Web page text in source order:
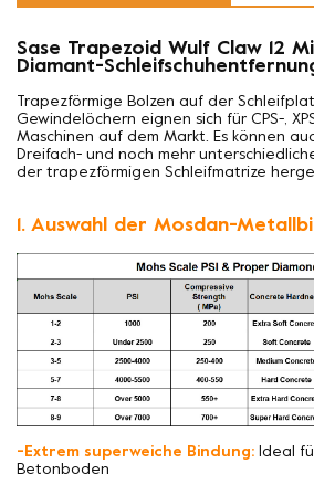
Sase Trapezoid Wulf Claw 12
Diamant-
Trapezförmige Bolzen auf der
Gewindelöchern eignen sich für CPS-,
Maschinen auf dem Markt. Es können
Dreifach- und noch mehr
der trapezförmigen Schleifmatrize
1. Auswahl der Mosdan-
-Extrem superweiche Bindung: Ideal
Betonboden